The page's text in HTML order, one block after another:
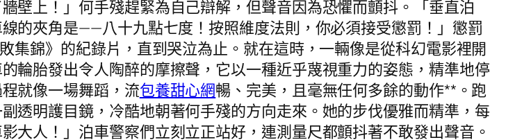
壁上！」何手殘趕緊為自己辯解，但聲音因為恐懼而顫抖。「垂直泊
的夾角是——八十九點七度！按照維度法則，你必須接受懲罰！」懲罰
集錦》的紀錄片，直到哭泣為止。就在這時，一輛像是從科幻電影裡開
輪胎發出令人陶醉的摩擦聲，它以一種近乎蔑視重力的姿態，精準地停
就像一場舞蹈，流包養甜心網暢、完美，且毫無任何多餘的動作**。跑
透明護目鏡，冷酷地朝著何手殘的方向走來。她的步伐優雅而精準，每
大人！」泊車警察們立刻立正站好，連測量尺都顫抖著不敢發出聲音。